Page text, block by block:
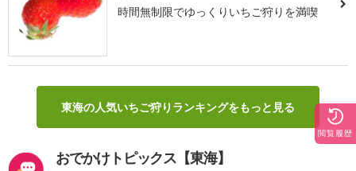
時間無制限でゆっくりいちご狩りを満喫
東海の人気いちご狩りランキングをもっと見る
おでかけトピックス【東海】
閲覧履歴